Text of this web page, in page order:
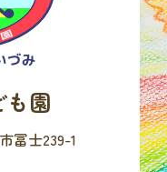
も園
冨士239-1